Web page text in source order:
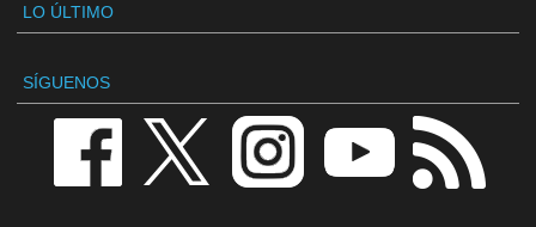
LO ÚLTIMO
SÍGUENOS